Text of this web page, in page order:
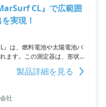
CL』で広範囲
実現！
は、燃料電池や太陽電池パ
ます。この測定器は、形状測
全数検査を可能にします。
チックラインセンサーCLが非
の測定や分析、キズ・穴の検
）のクラック/折れ検出や粗さ
製品詳細を見る
社